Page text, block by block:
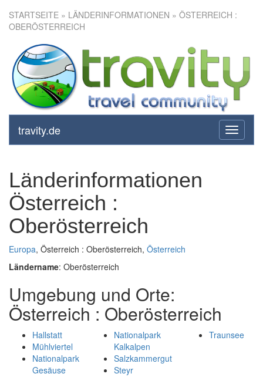
STARTSEITE » LÄNDERINFORMATIONEN » ÖSTERREICH :
OBERÖSTERREICH
toggle
travity.de
Länderinformationen
Österreich :
Oberösterreich
Europa, Österreich : Oberösterreich, Österreich
Ländername: Oberösterreich
Umgebung und Orte:
Österreich : Oberösterreich
Hallstatt
Mühlviertel
Nationalpark
Gesäuse
Nationalpark
Kalkalpen
Salzkammergut
Steyr
Traunsee